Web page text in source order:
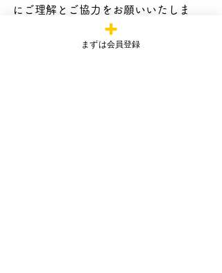
にご理解とご協力をお願いいたしま
皆様にお目にかかれることを心より楽
まずは会員登録